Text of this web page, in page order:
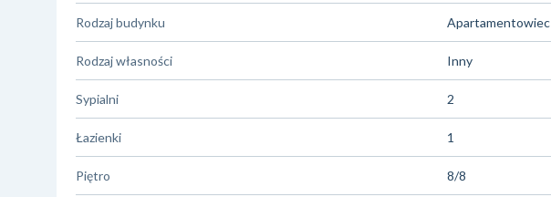
Rodzaj budynku Apartamentowiec
Rodzaj własności Inny
Sypialni 2
Łazienki 1
Piętro 8/8